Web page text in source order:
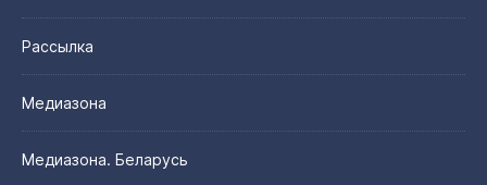
Рассылка
Медиазона
Медиазона. Беларусь